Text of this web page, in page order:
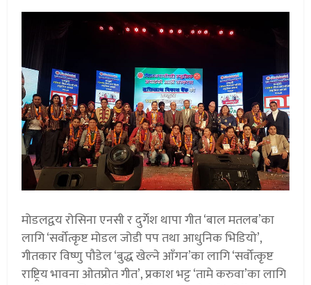
मोडलद्वय रोसिना एनसी र दुर्गेश थापा गीत ‘बाल मतलब’का
लागि ‘सर्वोत्कृष्ट मोडल जोडी पप तथा आधुनिक भिडियो’,
गीतकार विष्णु पौडेल ‘बुद्ध खेल्ने आँगन’का लागि ‘सर्वोत्कृष्ट
राष्ट्रिय भावना ओतप्रोत गीत’, प्रकाश भट्ट ‘तामे करुवा’का लागि